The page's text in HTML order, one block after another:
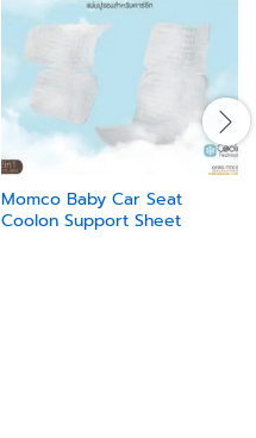
Momco Baby Car Seat
Coolon Support Sheet